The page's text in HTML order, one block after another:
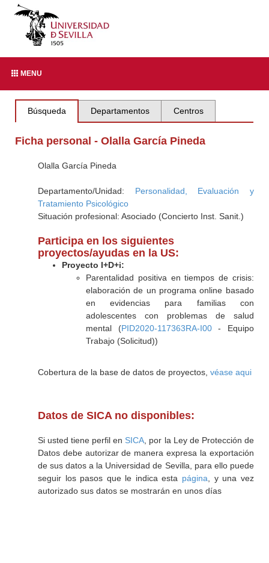
MENU
Búsqueda Departamentos Centros
Ficha personal - Olalla García Pineda
Olalla García Pineda
Departamento/Unidad: Personalidad, Evaluación y
Tratamiento Psicológico
Situación profesional: Asociado (Concierto Inst. Sanit.)
Participa en los siguientes
proyectos/ayudas en la US:
Proyecto I+D+i:
Parentalidad positiva en tiempos de crisis:
elaboración de un programa online basado
en evidencias para familias con
adolescentes con problemas de salud
mental (PID2020-117363RA-I00- Equipo
Trabajo (Solicitud))
Cobertura de la base de datos de proyectos, véase aqui
Datos de SICA no disponibles:
Si usted tiene perfil en SICA , por la Ley de Protección de
Datos debe autorizar de manera expresa la exportación
de sus datos a la Universidad de Sevilla, para ello puede
seguir los pasos que le indica esta página , y una vez
autorizado sus datos se mostrarán en unos días